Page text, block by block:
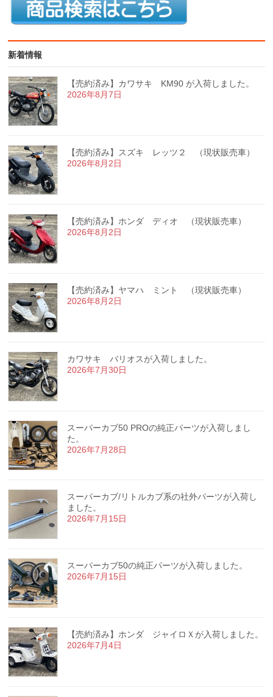
新着情報
【売約済み】カワサキ KM90 が入荷しました。
2026年8月7日
【売約済み】スズキ レッツ２ （現状販売車）
2026年8月2日
【売約済み】ホンダ ディオ （現状販売車）
2026年8月2日
【売約済み】ヤマハ ミント （現状販売車）
2026年8月2日
カワサキ バリオスが入荷しました。
2026年7月30日
スーパーカブ50 PROの純正パーツが入荷しまし
た。
2026年7月28日
スーパーカブ/リトルカブ系の社外パーツが入荷し
ました。
2026年7月15日
スーパーカブ50の純正パーツが入荷しました。
2026年7月15日
【売約済み】ホンダ ジャイロＸが入荷しました。
2026年7月4日